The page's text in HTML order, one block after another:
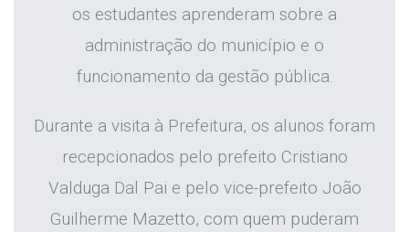
os estudantes aprenderam sobre a
administração do município e o
funcionamento da gestão pública.
Durante a visita à Prefeitura, os alunos foram
recepcionados pelo prefeito Cristiano
Valduga Dal Pai e pelo vice-prefeito João
Guilherme Mazetto, com quem puderam